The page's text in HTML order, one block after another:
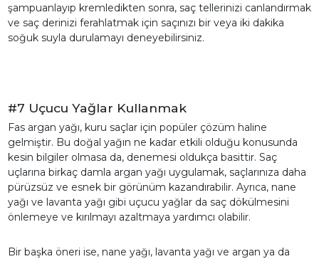
şampuanlayıp kremledikten sonra, saç tellerinizi canlandırmak
ve saç derinizi ferahlatmak için saçınızı bir veya iki dakika
soğuk suyla durulamayı deneyebilirsiniz.
#7 Uçucu Yağlar Kullanmak
Fas argan yağı, kuru saçlar için popüler çözüm haline
gelmiştir. Bu doğal yağın ne kadar etkili olduğu konusunda
kesin bilgiler olmasa da, denemesi oldukça basittir. Saç
uçlarına birkaç damla argan yağı uygulamak, saçlarınıza daha
pürüzsüz ve esnek bir görünüm kazandırabilir. Ayrıca, nane
yağı ve lavanta yağı gibi uçucu yağlar da saç dökülmesini
önlemeye ve kırılmayı azaltmaya yardımcı olabilir.
Bir başka öneri ise, nane yağı, lavanta yağı ve argan ya da